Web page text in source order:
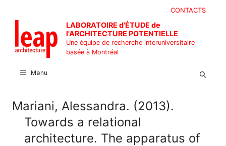
contenu
CONTACTS
LABORATOIRE d'ÉTUDE de
l'ARCHITECTURE POTENTIELLE
Une équipe de recherche interuniversitaire
basée à Montréal
Menu
Mariani, Alessandra. (2013).
Towards a relational
architecture. The apparatus of